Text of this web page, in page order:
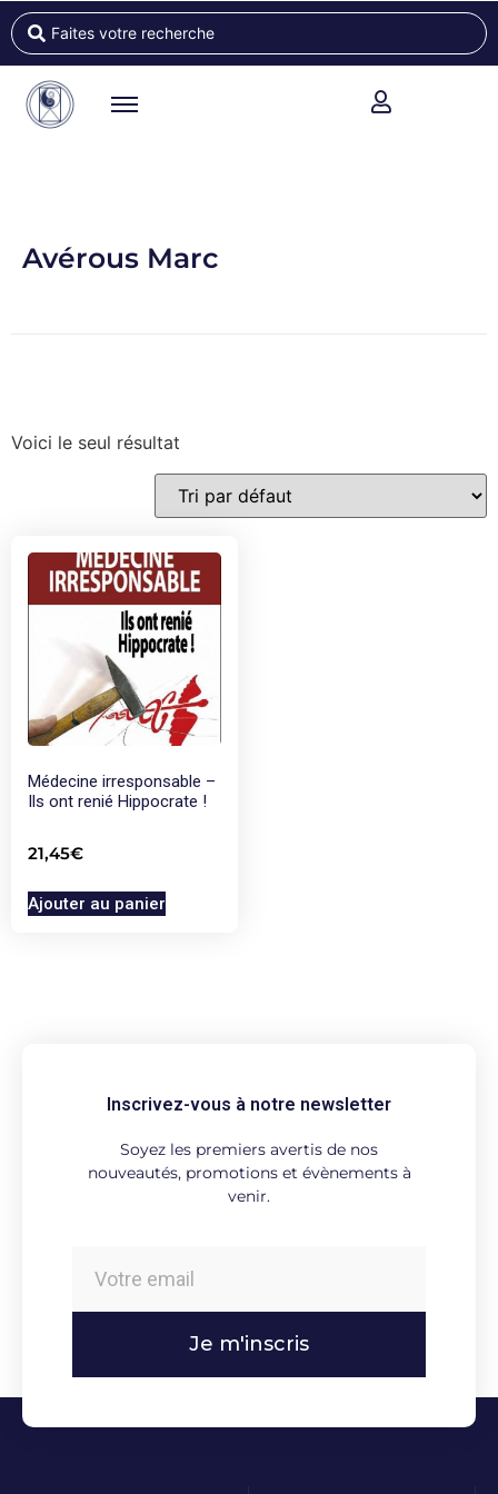
Avérous Marc
Voici le seul résultat
Médecine irresponsable –
Ils ont renié Hippocrate !
21,45€
Ajouter au panier
Inscrivez-vous à notre newsletter
Soyez les premiers avertis de nos
nouveautés, promotions et évènements à
venir.
Je m'inscris